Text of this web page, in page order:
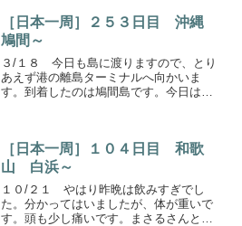
いるんですね。一夜を過ご...
［日本一周］２５３日目 沖縄
鳩間～
３/１８ 今日も島に渡りますので、とり
あえず港の離島ターミナルへ向かいま
す。到着したのは鳩間島です。今日は鳩
んだか海岸沿いを歩けそう...
［日本一周］１０４日目 和歌
山 白浜～
１０/２１ やはり昨晩は飲みすぎでし
た。分かってはいましたが、体が重いで
す。頭も少し痛いです。まさるさんと別